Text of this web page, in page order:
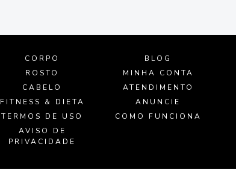
CORPO
ROSTO
CABELO
FITNESS & DIETA
TERMOS DE USO
AVISO DE
PRIVACIDADE
BLOG
MINHA CONTA
ATENDIMENTO
ANUNCIE
COMO FUNCIONA